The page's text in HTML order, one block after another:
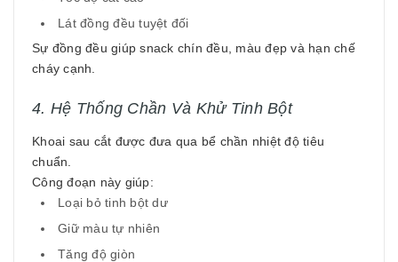
Lát đồng đều tuyệt đối
Sự đồng đều giúp snack chín đều, màu đẹp và hạn chế
cháy cạnh.
4. Hệ Thống Chần Và Khử Tinh Bột
Khoai sau cắt được đưa qua bể chần nhiệt độ tiêu
chuẩn.
Công đoạn này giúp:
Loại bỏ tinh bột dư
Giữ màu tự nhiên
Tăng độ giòn